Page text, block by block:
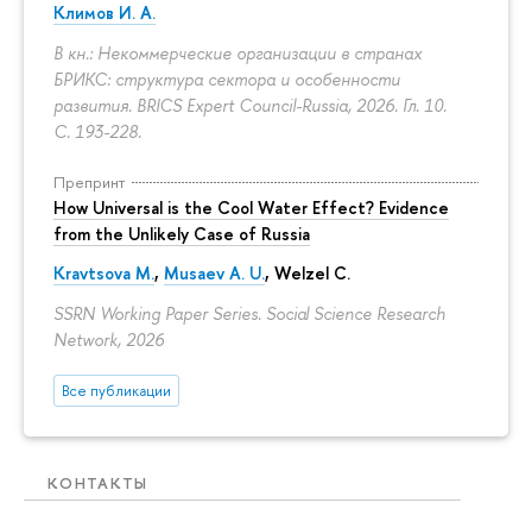
Климов И. А.
В кн.: Некоммерческие организации в странах
БРИКС: структура сектора и особенности
развития. BRICS Expert Council-Russia, 2026. Гл. 10.
С. 193-228.
Препринт
How Universal is the Cool Water Effect? Evidence
from the Unlikely Case of Russia
Kravtsova M., Musaev A. U., Welzel C.
SSRN Working Paper Series. Social Science Research
Network, 2026
Все публикации
КОНТАКТЫ